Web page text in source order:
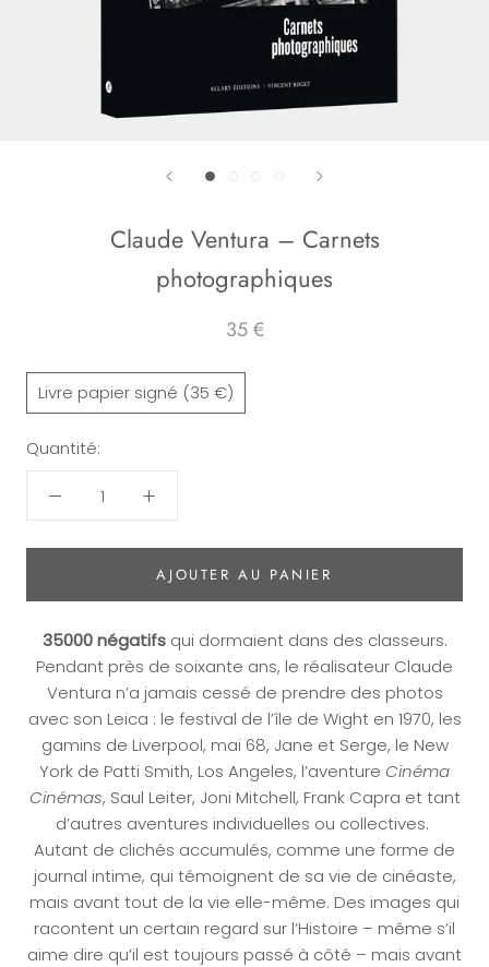
Claude Ventura – Carnets
photographiques
35 €
Livre papier signé (35 €)
Quantité:
AJOUTER AU PANIER
35000 négatifsqui dormaient dans des classeurs.
Pendant près de soixante ans, le réalisateur Claude
Ventura n’a jamais cessé de prendre des photos
avec son Leica : le festival de l’île de Wight en 1970, les
gamins de Liverpool, mai 68, Jane et Serge, le New
York de Patti Smith, Los Angeles, l’aventure Cinéma
Cinémas, Saul Leiter, Joni Mitchell, Frank Capra et tant
d’autres aventures individuelles ou collectives.
Autant de clichés accumulés, comme une forme de
journal intime, qui témoignent de sa vie de cinéaste,
mais avant tout de la vie elle-même. Des images qui
racontent un certain regard sur l’Histoire – même s’il
aime dire qu’il est toujours passé à côté – mais avant